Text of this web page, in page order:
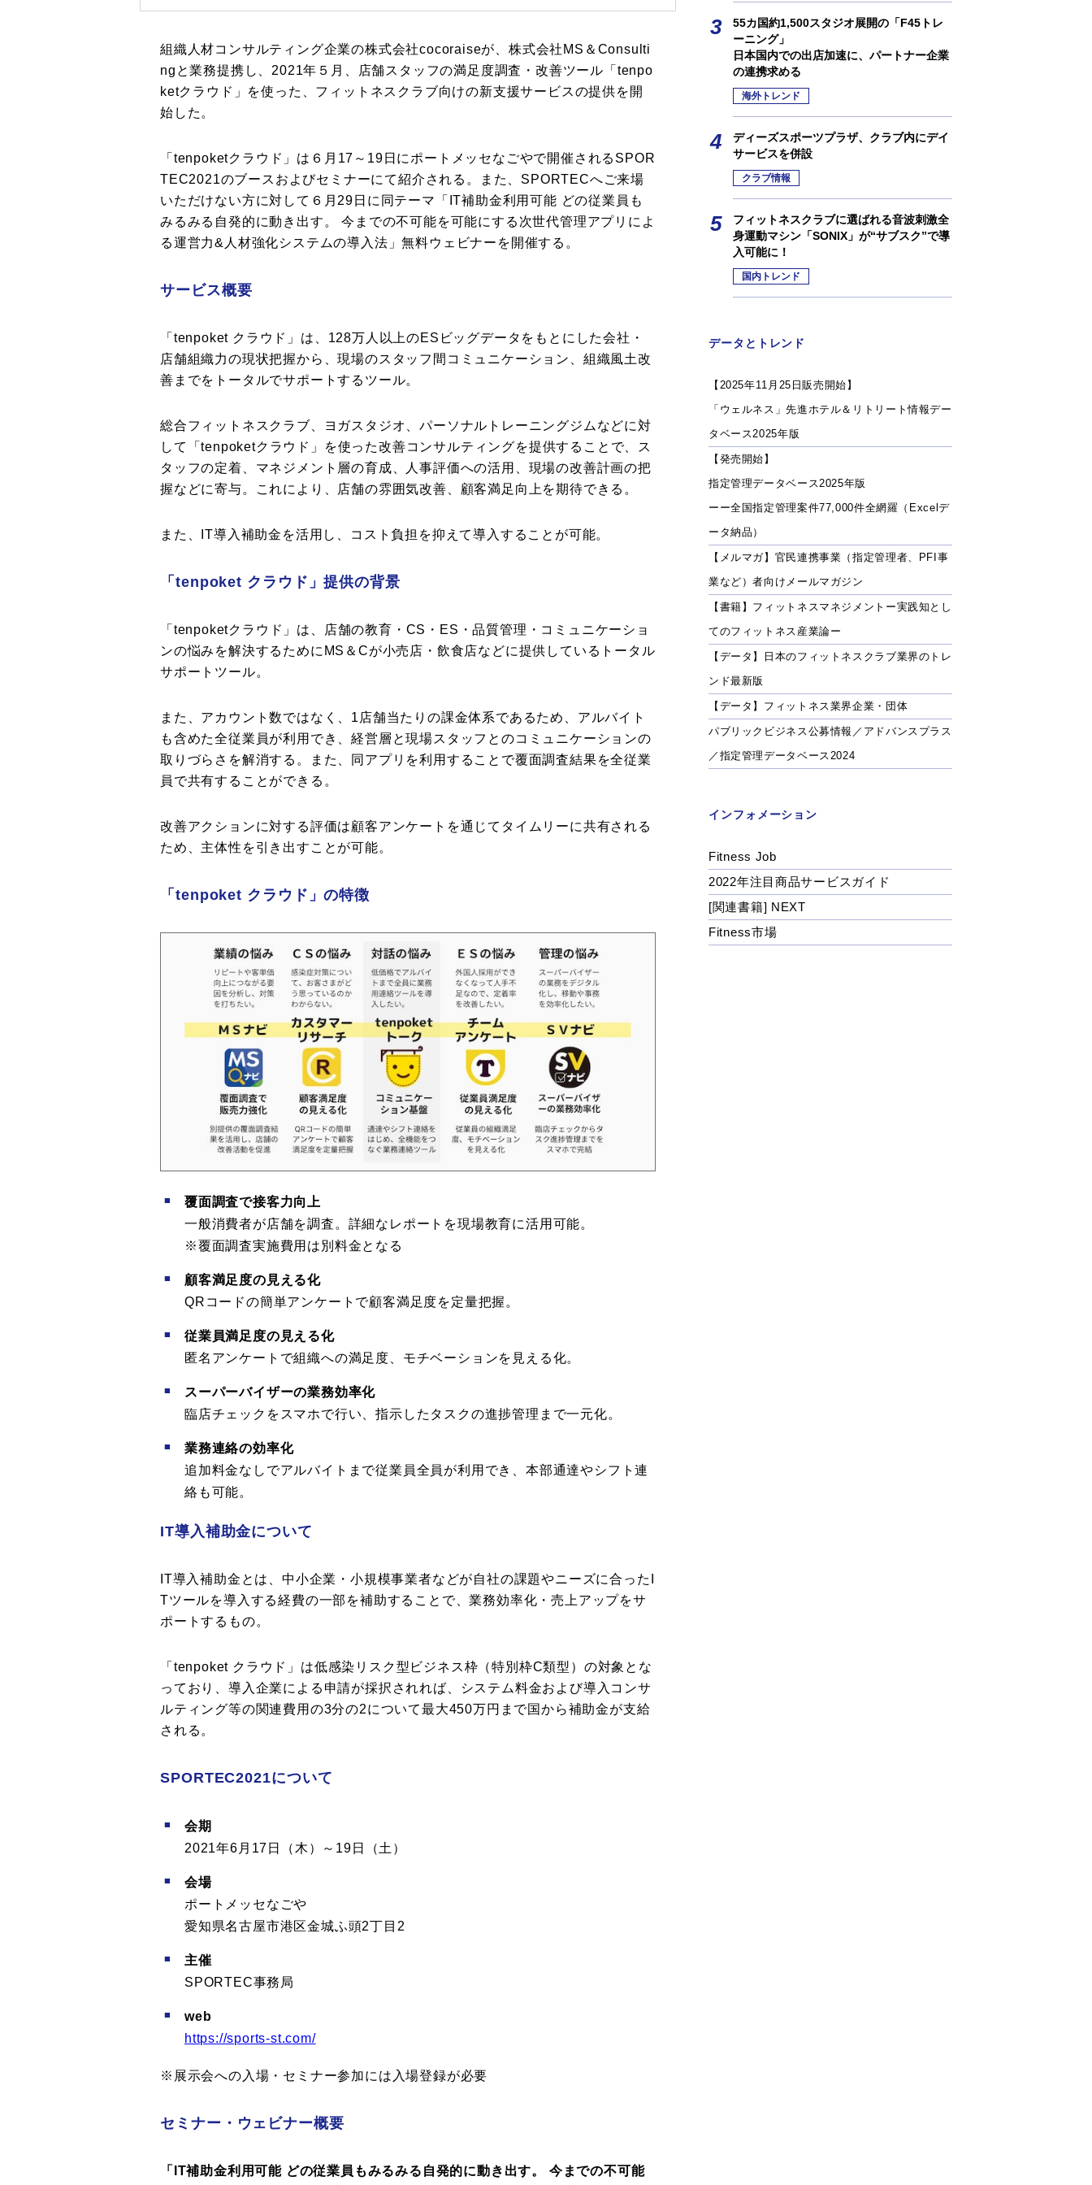
組織人材コンサルティング企業の株式会社cocoraiseが、株式会社MS＆Consulti
ngと業務提携し、2021年５月、店舗スタッフの満足度調査・改善ツール「tenpo
ketクラウド」を使った、フィットネスクラブ向けの新支援サービスの提供を開
始した。
「tenpoketクラウド」は６月17～19日にポートメッセなごやで開催されるSPOR
TEC2021のブースおよびセミナーにて紹介される。また、SPORTECへご来場
いただけない方に対して６月29日に同テーマ「IT補助金利用可能 どの従業員も
みるみる自発的に動き出す。 今までの不可能を可能にする次世代管理アプリによ
る運営力&人材強化システムの導入法」無料ウェビナーを開催する。
サービス概要
「tenpoket クラウド」は、128万人以上のESビッグデータをもとにした会社・
店舗組織力の現状把握から、現場のスタッフ間コミュニケーション、組織風土改
善までをトータルでサポートするツール。
総合フィットネスクラブ、ヨガスタジオ、パーソナルトレーニングジムなどに対
して「tenpoketクラウド」を使った改善コンサルティングを提供することで、ス
タッフの定着、マネジメント層の育成、人事評価への活用、現場の改善計画の把
握などに寄与。これにより、店舗の雰囲気改善、顧客満足向上を期待できる。
また、IT導入補助金を活用し、コスト負担を抑えて導入することが可能。
「tenpoket クラウド」提供の背景
「tenpoketクラウド」は、店舗の教育・CS・ES・品質管理・コミュニケーショ
ンの悩みを解決するためにMS＆Cが小売店・飲食店などに提供しているトータル
サポートツール。
また、アカウント数ではなく、1店舗当たりの課金体系であるため、アルバイト
も含めた全従業員が利用でき、経営層と現場スタッフとのコミュニケーションの
取りづらさを解消する。また、同アプリを利用することで覆面調査結果を全従業
員で共有することができる。
改善アクションに対する評価は顧客アンケートを通じてタイムリーに共有される
ため、主体性を引き出すことが可能。
「tenpoket クラウド」の特徴
覆面調査で接客力向上
一般消費者が店舗を調査。詳細なレポートを現場教育に活用可能。
※覆面調査実施費用は別料金となる
顧客満足度の見える化
QRコードの簡単アンケートで顧客満足度を定量把握。
従業員満足度の見える化
匿名アンケートで組織への満足度、モチベーションを見える化。
スーパーバイザーの業務効率化
臨店チェックをスマホで行い、指示したタスクの進捗管理まで一元化。
業務連絡の効率化
追加料金なしでアルバイトまで従業員全員が利用でき、本部通達やシフト連
絡も可能。
IT導入補助金について
IT導入補助金とは、中小企業・小規模事業者などが自社の課題やニーズに合ったI
Tツールを導入する経費の一部を補助することで、業務効率化・売上アップをサ
ポートするもの。
「tenpoket クラウド」は低感染リスク型ビジネス枠（特別枠C類型）の対象とな
っており、導入企業による申請が採択されれば、システム料金および導入コンサ
ルティング等の関連費用の3分の2について最大450万円まで国から補助金が支給
される。
SPORTEC2021について
会期
2021年6月17日（木）～19日（土）
会場
ポートメッセなごや
愛知県名古屋市港区金城ふ頭2丁目2
主催
SPORTEC事務局
web
https://sports-st.com/
※展示会への入場・セミナー参加には入場登録が必要
セミナー・ウェビナー概要
「IT補助金利用可能 どの従業員もみるみる自発的に動き出す。 今までの不可能
55カ国約1,500スタジオ展開の「F45トレ
ーニング」
日本国内での出店加速に、パートナー企業
の連携求める
海外トレンド
ディーズスポーツプラザ、クラブ内にデイ
サービスを併設
クラブ情報
フィットネスクラブに選ばれる音波刺激全
身運動マシン「SONIX」が“サブスク”で導
入可能に！
国内トレンド
データとトレンド
【2025年11月25日販売開始】
「ウェルネス」先進ホテル＆リトリート情報デー
タベース2025年版
【発売開始】
指定管理データベース2025年版
ーー全国指定管理案件77,000件全網羅（Excelデ
ータ納品）
【メルマガ】官民連携事業（指定管理者、PFI事
業など）者向けメールマガジン
【書籍】フィットネスマネジメントー実践知とし
てのフィットネス産業論ー
【データ】日本のフィットネスクラブ業界のトレ
ンド最新版
【データ】フィットネス業界企業・団体
パブリックビジネス公募情報／アドバンスプラス
／指定管理データベース2024
インフォメーション
Fitness Job
2022年注目商品サービスガイド
[関連書籍] NEXT
Fitness市場